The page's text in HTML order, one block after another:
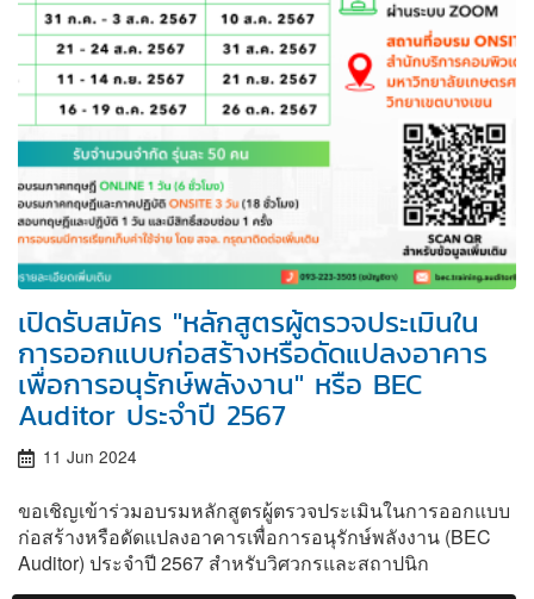
เปิดรับสมัคร "หลักสูตรผู้ตรวจประเมินใน
การออกแบบก่อสร้างหรือดัดแปลงอาคาร
เพื่อการอนุรักษ์พลังงาน" หรือ BEC
Auditor ประจำปี 2567
11 Jun 2024
ขอเชิญเข้าร่วมอบรมหลักสูตรผู้ตรวจประเมินในการออกแบบ
ก่อสร้างหรือดัดแปลงอาคารเพื่อการอนุรักษ์พลังงาน (BEC
Auditor) ประจำปี 2567 สำหรับวิศวกรและสถาปนิก